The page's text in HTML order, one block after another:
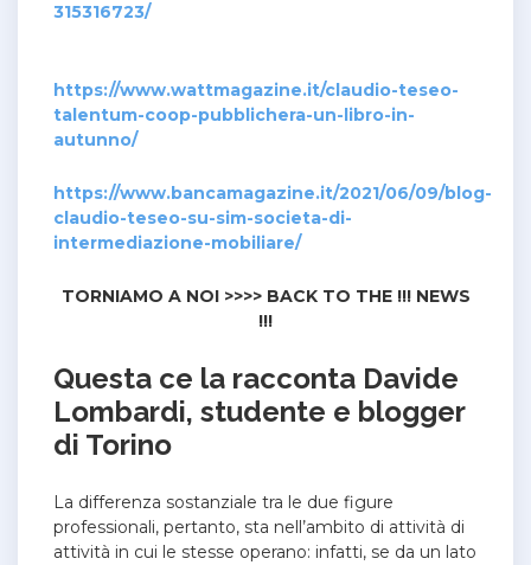
315316723/
https://www.wattmagazine.it/claudio-teseo-
talentum-coop-pubblichera-un-libro-in-
autunno/
https://www.bancamagazine.it/2021/06/09/blog-
claudio-teseo-su-sim-societa-di-
intermediazione-mobiliare/
TORNIAMO A NOI >>>> BACK TO THE !!! NEWS
!!!
Questa ce la racconta Davide
Lombardi, studente e blogger
di Torino
La differenza sostanziale tra le due figure
professionali, pertanto, sta nell’ambito di attività di
attività in cui le stesse operano: infatti, se da un lato